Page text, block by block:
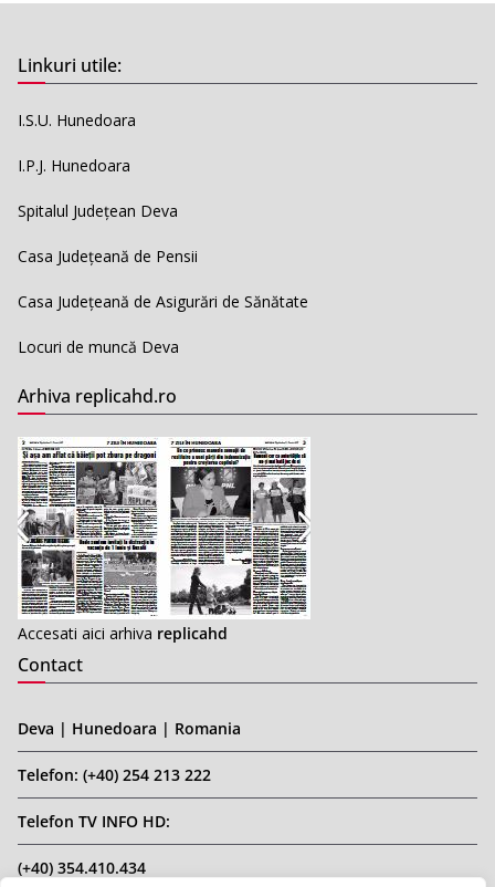
Linkuri utile:
I.S.U. Hunedoara
I.P.J. Hunedoara
Spitalul Județean Deva
Casa Județeană de Pensii
Casa Județeană de Asigurări de Sănătate
Locuri de muncă Deva
Arhiva replicahd.ro
Accesati aici arhiva replicahd
Contact
Deva | Hunedoara | Romania
Telefon: (+40) 254 213 222
Telefon TV INFO HD:
(+40) 354.410.434